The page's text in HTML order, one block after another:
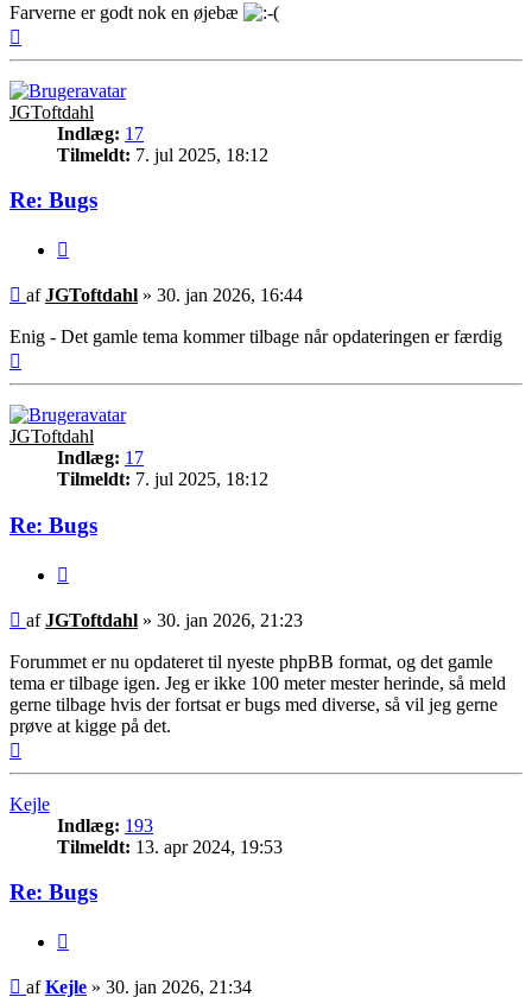
Farverne er godt nok en øjebæ
JGToftdahl
Indlæg: 17
Tilmeldt: 7. jul 2025, 18:12
Re: Bugs
Indlæg
afJGToftdahl » 30. jan 2026, 16:44
Enig - Det gamle tema kommer tilbage når opdateringen er færdig
JGToftdahl
Indlæg: 17
Tilmeldt: 7. jul 2025, 18:12
Re: Bugs
Indlæg
afJGToftdahl » 30. jan 2026, 21:23
Forummet er nu opdateret til nyeste phpBB format, og det gamle
tema er tilbage igen. Jeg er ikke 100 meter mester herinde, så meld
gerne tilbage hvis der fortsat er bugs med diverse, så vil jeg gerne
prøve at kigge på det.
Kejle
Indlæg: 193
Tilmeldt: 13. apr 2024, 19:53
Re: Bugs
Indlæg
afKejle » 30. jan 2026, 21:34